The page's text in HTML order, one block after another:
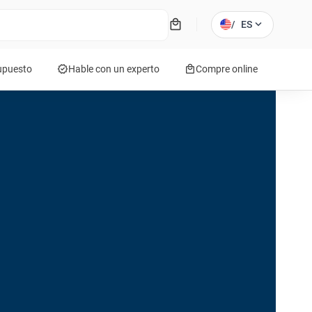
local_mall / ES expand_more
verifiedHable con un experto local_mallCompre online